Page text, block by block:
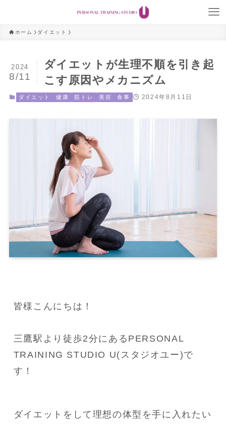
ホーム ダイエット
ダイエットが生理不順を引き起
こす原因やメカニズム
2024
8/11
ダイエット 健康 筋トレ 美容 食事 2024年8月11日
皆様こんにちは！
三鷹駅より徒歩2分にあるPERSONAL
TRAINING STUDIO U(スタジオユー)で
す！
ダイエットをして理想の体型を手に入れたい